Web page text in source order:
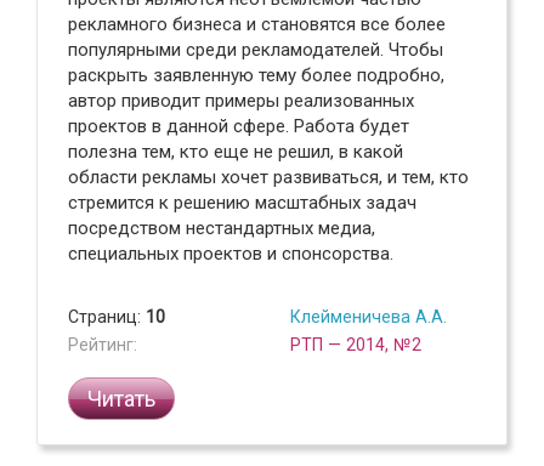
рекламного бизнеса и становятся все более
популярными среди рекламодателей. Чтобы
раскрыть заявленную тему более подробно,
автор приводит примеры реализованных
проектов в данной сфере. Работа будет
полезна тем, кто еще не решил, в какой
области рекламы хочет развиваться, и тем, кто
стремится к решению масштабных задач
посредством нестандартных медиа,
специальных проектов и спонсорства.
Страниц: 10
Рейтинг:
Клейменичева А.А.
РТП — 2014, №2
Читать